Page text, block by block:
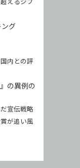
グ
内との評
の異例の
宣伝戦略
が追い風